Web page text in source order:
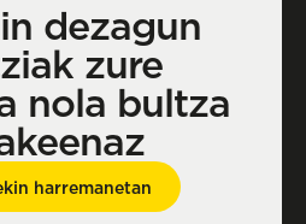
dezagun
zure
nola bultza
harremanetan